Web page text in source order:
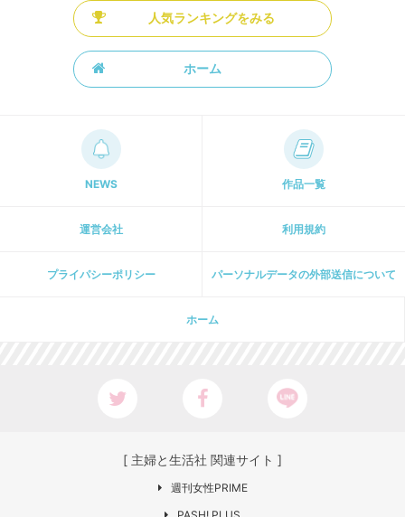
人気ランキングをみる
ホーム
NEWS 作品一覧
運営会社 利用規約
プライパシーポリシー パーソナルデータの外部送信について
ホーム
[ 主婦と生活社 関連サイト ]
週刊女性PRIME